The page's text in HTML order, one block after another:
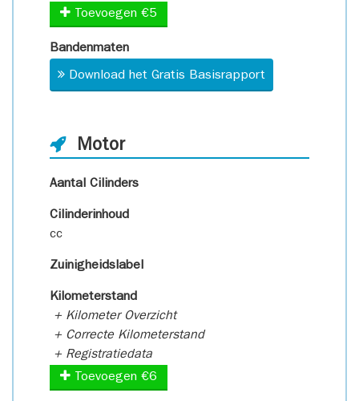
Toevoegen €5
Bandenmaten
Download het Gratis Basisrapport
Motor
Aantal Cilinders
Cilinderinhoud
cc
Zuinigheidslabel
Kilometerstand
+ Kilometer Overzicht
+ Correcte Kilometerstand
+ Registratiedata
Toevoegen €6